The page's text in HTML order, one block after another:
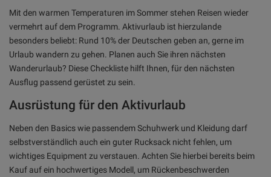
Mit den warmen Temperaturen im Sommer stehen Reisen wieder
vermehrt auf dem Programm. Aktivurlaub ist hierzulande
besonders beliebt: Rund 10% der Deutschen geben an, gerne im
Urlaub wandern zu gehen. Planen auch Sie ihren nächsten
Wanderurlaub? Diese Checkliste hilft Ihnen, für den nächsten
Ausflug passend gerüstet zu sein.
Ausrüstung für den Aktivurlaub
Neben den Basics wie passendem Schuhwerk und Kleidung darf
selbstverständlich auch ein guter Rucksack nicht fehlen, um
wichtiges Equipment zu verstauen. Achten Sie hierbei bereits beim
Kauf auf ein hochwertiges Modell, um Rückenbeschwerden